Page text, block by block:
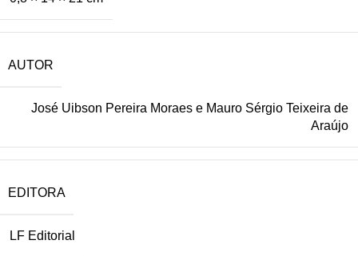
AUTOR
José Uibson Pereira Moraes e Mauro Sérgio Teixeira de
Araújo
EDITORA
LF Editorial